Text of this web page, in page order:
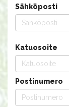
Sähköposti
Katuosoite
Postinumero